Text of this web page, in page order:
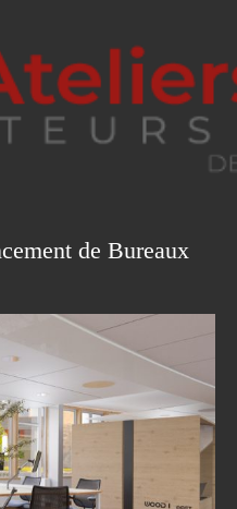
de Bureaux